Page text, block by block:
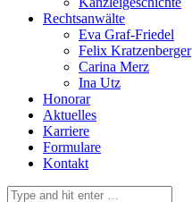
Rechtsanwälte
Eva Graf-Friedel
Felix Kratzenberger
Carina Merz
Ina Utz
Honorar
Aktuelles
Karriere
Formulare
Kontakt
Search: